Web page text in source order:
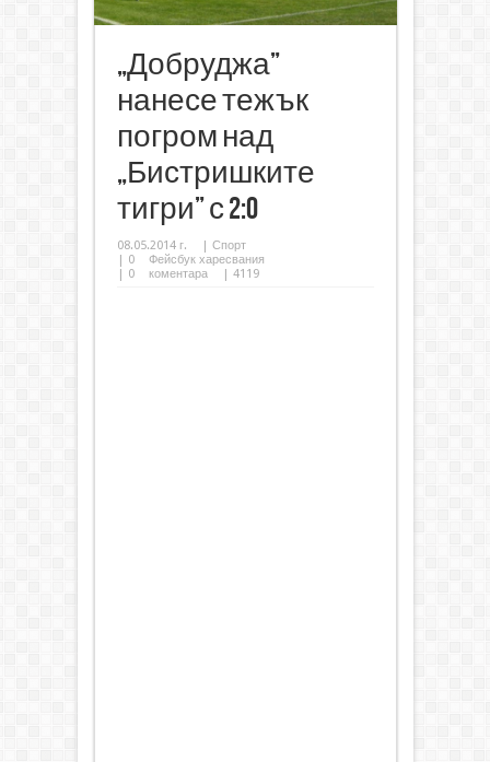
„Добруджа”
нанесе тежък
погром над
„Бистришките
тигри” с 2:0
08.05.2014 г. | Спорт
| 0
Фейсбук харесвания
| 0 коментара | 4119